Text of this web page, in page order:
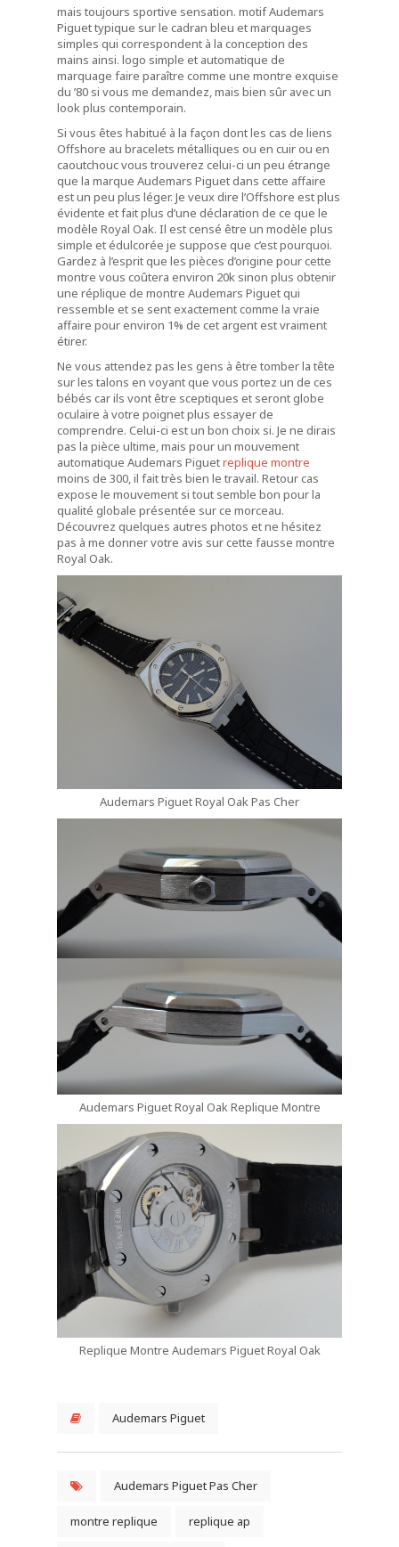
mais toujours sportive sensation. motif Audemars
Piguet typique sur le cadran bleu et marquages ​​
simples qui correspondent à la conception des
mains ainsi. logo simple et automatique de
marquage faire paraître comme une montre exquise
du ’80 si vous me demandez, mais bien sûr avec un
look plus contemporain.
Si vous êtes habitué à la façon dont les cas de liens
Offshore au bracelets métalliques ou en cuir ou en
caoutchouc vous trouverez celui-ci un peu étrange
que la marque Audemars Piguet dans cette affaire
est un peu plus léger. Je veux dire l’Offshore est plus
évidente et fait plus d’une déclaration de ce que le
modèle Royal Oak. Il est censé être un modèle plus
simple et édulcorée je suppose que c’est pourquoi.
Gardez à l’esprit que les pièces d’origine pour cette
montre vous coûtera environ 20k sinon plus obtenir
une réplique de montre Audemars Piguet qui
ressemble et se sent exactement comme la vraie
affaire pour environ 1% de cet argent est vraiment
étirer.
Ne vous attendez pas les gens à être tomber la tête
sur les talons en voyant que vous portez un de ces
bébés car ils vont être sceptiques et seront globe
oculaire à votre poignet plus essayer de
comprendre. Celui-ci est un bon choix si. Je ne dirais
pas la pièce ultime, mais pour un mouvement
automatique Audemars Piguetreplique montre
moins de 300, il fait très bien le travail. Retour cas
expose le mouvement si tout semble bon pour la
qualité globale présentée sur ce morceau.
Découvrez quelques autres photos et ne hésitez
pas à me donner votre avis sur cette fausse montre
Royal Oak.
Audemars Piguet Royal Oak Pas Cher
Audemars Piguet Royal Oak Replique Montre
Replique Montre Audemars Piguet Royal Oak
Audemars Piguet
Audemars Piguet Pas Cher
montre replique replique ap